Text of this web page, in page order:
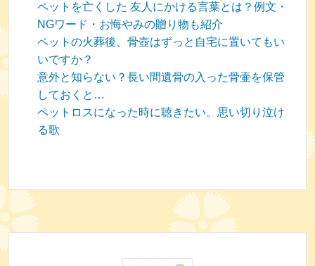
ペットを亡くした 友人にかける言葉とは？例文・
NGワード・お悔やみの贈り物も紹介
ペットの火葬後、骨壺はずっと自宅に置いてもい
いですか？
意外と知らない？長い間遺骨の入った骨壷を保管
しておくと…
ペットロスになった時に聴きたい。思い切り泣け
る歌